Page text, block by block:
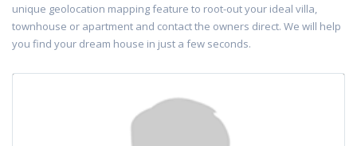
unique geolocation mapping feature to root-out your ideal villa,
townhouse or apartment and contact the owners direct. We will help
you find your dream house in just a few seconds.